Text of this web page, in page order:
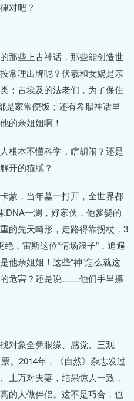
对吧？
那些上古神话，那些能创造世
常理出牌呢？伏羲和女娲是亲
；古埃及的法老们，为了保住
是家常便饭；还有希腊神话里
的亲姐姐啊！
根本不懂科学，瞎胡闹？还是
开的猫腻？
蒙，当年墓一打开，全世界都
DNA一测，好家伙，他爹娶的
的先天畸形，走路得靠拐杖，3
，宙斯这位“情场浪子”，追遍
他亲姐姐！这些“神”怎么就这
危害？还是说……他们手里攥
对象全凭眼缘、感觉、三观
。2014年，《自然》杂志发过
上万对夫妻，结果惊人一致，
的人做伴侣。这不是巧合，也